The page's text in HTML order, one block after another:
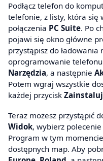
Podłącz telefon do
telefonie, z listy, która się
połączenia PC Suite. Po
pojawi się okno główne
przystąpisz do ładowania
oprogramowanie
Narzędzia, a następnie
Potem wgraj wszystkie
każdej przycisk Zainstaluj
Teraz możesz przystąpić
Widok, wybierz polecenie
Program w tym
dostępnych map. Aby